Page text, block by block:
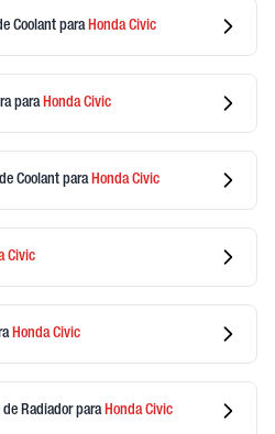
Coolant para HondaCivic
para HondaCivic
Coolant para HondaCivic
Civic
HondaCivic
de Radiadorpara HondaCivic